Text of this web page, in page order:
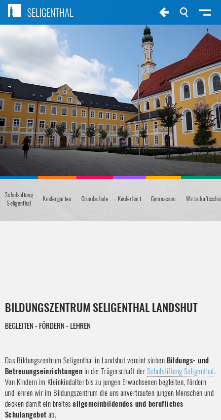
Schulstiftung
Seligenthal
Kindergarten Grundschule Kinderhort Gymnasium
BILDUNGSZENTRUM SELIGENTHAL LANDSHUT
BEGLEITEN - FÖRDERN - LEHREN
Das Bildungszentrum Seligenthal in Landshut vereint sieben Bildungs- und
Betreuungseinrichtungen in der Trägerschaft derSchulstiftung Seligenthal.
Von Kindern im Kleinkindalter bis zu jungen Erwachsenen begleiten, fördern
und lehren wir im Bildungszentrum die uns anvertrauten jungen Menschen und
decken damit ein breitesallgemeinbildendes und berufliches
Schulangebotab.
SELIGENTHAL